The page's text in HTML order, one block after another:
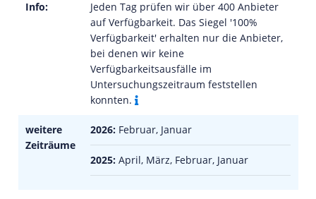
Info:
Jeden Tag prüfen wir über 400 Anbieter
auf Verfügbarkeit. Das Siegel '100%
Verfügbarkeit' erhalten nur die Anbieter,
bei denen wir keine
Verfügbarkeitsausfälle im
Untersuchungszeitraum feststellen
konnten.
weitere
Zeiträume
2026: Februar, Januar
2025: April, März, Februar, Januar